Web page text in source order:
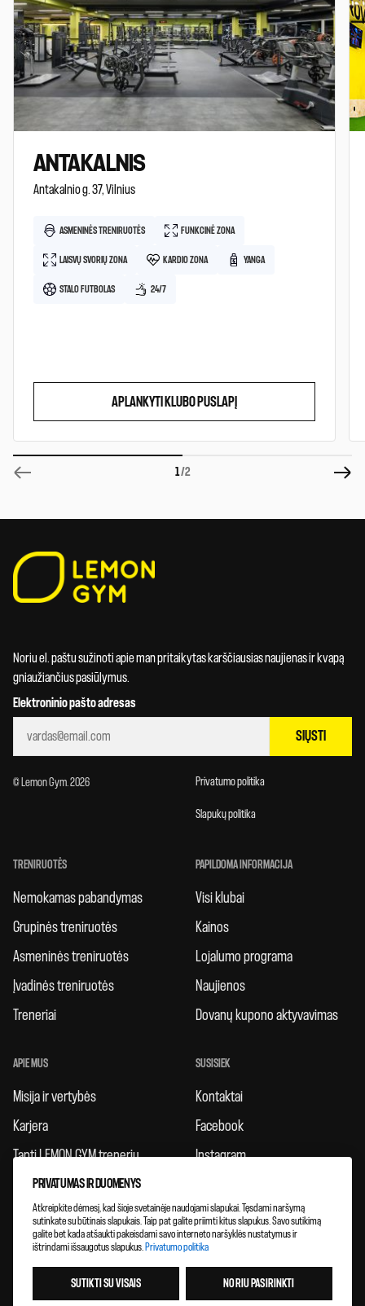
ANTAKALNIS
Antakalnio g. 37, Vilnius
ASMENINĖS TRENIRUOTĖS FUNKCINĖ ZONA
LAISVŲ SVORIŲ ZONA KARDIO ZONA YANGA
STALO FUTBOLAS 24/7
APLANKYTI KLUBO PUSLAPĮ
1/2
Noriu el. paštu sužinoti apie man pritaikytas karščiausias naujienas ir kvapą
gniaužiančius pasiūlymus.
Elektroninio pašto adresas
SIŲSTI
© Lemon Gym. 2026 Privatumo politika
Slapukų politika
TRENIRUOTĖS
Nemokamas pabandymas
Grupinės treniruotės
Asmeninės treniruotės
Įvadinės treniruotės
Treneriai
PAPILDOMA INFORMACIJA
Visi klubai
Kainos
Lojalumo programa
Naujienos
Dovanų kupono aktyvavimas
APIE MUS
Misija ir vertybės
Karjera
Tapti LEMON GYM treneriu
Taisyklės
Atsiliepimai
Klubų plėtra
SUSISIEK
Kontaktai
Facebook
Instagram
PRIVATUMAS IR DUOMENYS
Atkreipkite dėmesį, kad šioje svetainėje naudojami slapukai. Tęsdami naršymą
sutinkate su būtinais slapukais. Taip pat galite priimti kitus slapukus. Savo sutikimą
galite bet kada atšaukti pakeisdami savo interneto naršyklės nustatymus ir
ištrindami išsaugotus slapukus. Privatumo politika
SUTIKTI SU VISAIS NORIU PASIRINKTI